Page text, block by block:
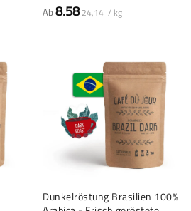
Ab8.58 24,14 / kg
Dunkelröstung Brasilien 100%